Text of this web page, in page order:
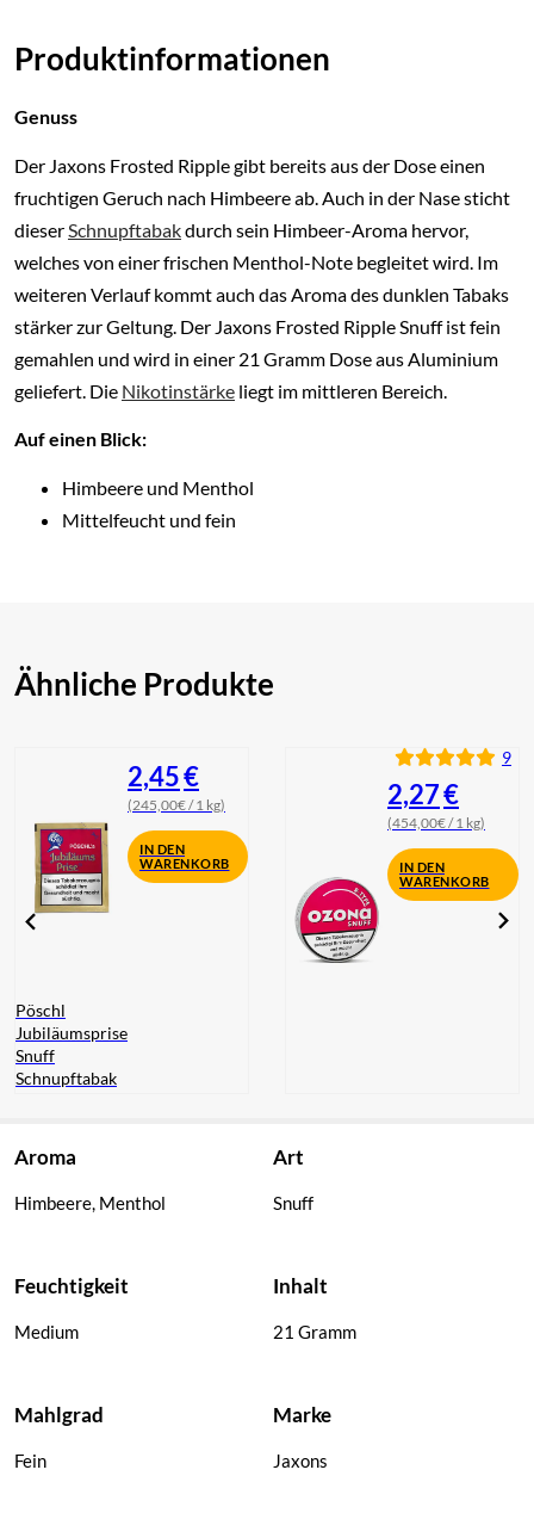
Produktinformationen
Genuss
Der Jaxons Frosted Ripple gibt bereits aus der Dose einen
fruchtigen Geruch nach Himbeere ab. Auch in der Nase sticht
dieserSchnupftabakdurch sein Himbeer-Aroma hervor,
welches von einer frischen Menthol-Note begleitet wird. Im
weiteren Verlauf kommt auch das Aroma des dunklen Tabaks
stärker zur Geltung. Der Jaxons Frosted Ripple Snuff ist fein
gemahlen und wird in einer 21 Gramm Dose aus Aluminium
geliefert. Die Nikotinstärke liegt im mittleren Bereich.
Auf einen Blick:
Himbeere und Menthol
Mittelfeucht und fein
Ähnliche Produkte
Pöschl
Jubiläumsprise
Snuff
Schnupftabak
2,45€
(245,00€ / 1 kg)
IN DEN
WARENKORB
Schnupftabak
9
2,27€
(454,00€ / 1 kg)
IN DEN
WARENKORB
Aroma
Himbeere, Menthol
Art
Snuff
Feuchtigkeit
Medium
Inhalt
21 Gramm
Mahlgrad
Fein
Marke
Jaxons